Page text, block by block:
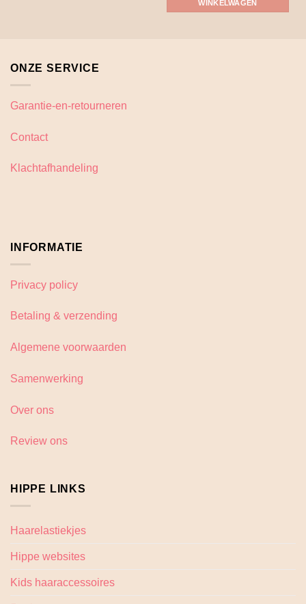
Deze
kan
productpagina
WINKELWAGEN
ONZE SERVICE
Garantie-en-retourneren
Contact
Klachtafhandeling
INFORMATIE
Privacy policy
Betaling & verzending
Algemene voorwaarden
Samenwerking
Over ons
Review ons
HIPPE LINKS
Haarelastiekjes
Hippe websites
Kids haaraccessoires